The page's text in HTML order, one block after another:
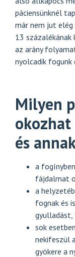
páciensünknél
már nem jut elég
13 százalékának
az arány
nyolcadik
Milyen
okozhat
és
a
fájdalmat
a
fognak és
gyulladást,
sok
nekifeszül
gyökere a